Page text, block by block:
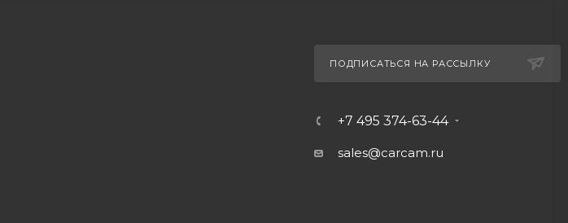
ПОДПИСАТЬСЯ НА РАССЫЛКУ
+7 495 374-63-44
sales@carcam.ru